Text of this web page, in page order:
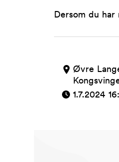
Dersom du har
Øvre
1.7.2024